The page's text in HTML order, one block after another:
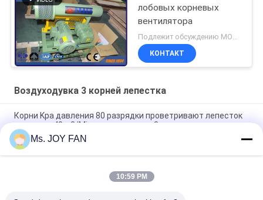
лобовых корневых
вентилятора
Подлежит обсуждению MOQ:1 набор
КОНТАКТ
Воздуходувка 3 корней лепестка
Корни Kpa давления 80 разрядки проветривают лепесток
роторное 40m3/Min литого железа 3 воздуходувки
10" 80kpa 71.52m3/Min 132kw Литой железный трехлобный
корневой вентилятор
Вода DN200 охладила давление 100KPA воздуходувки 3
Ms. JOY FAN
10:59 PM